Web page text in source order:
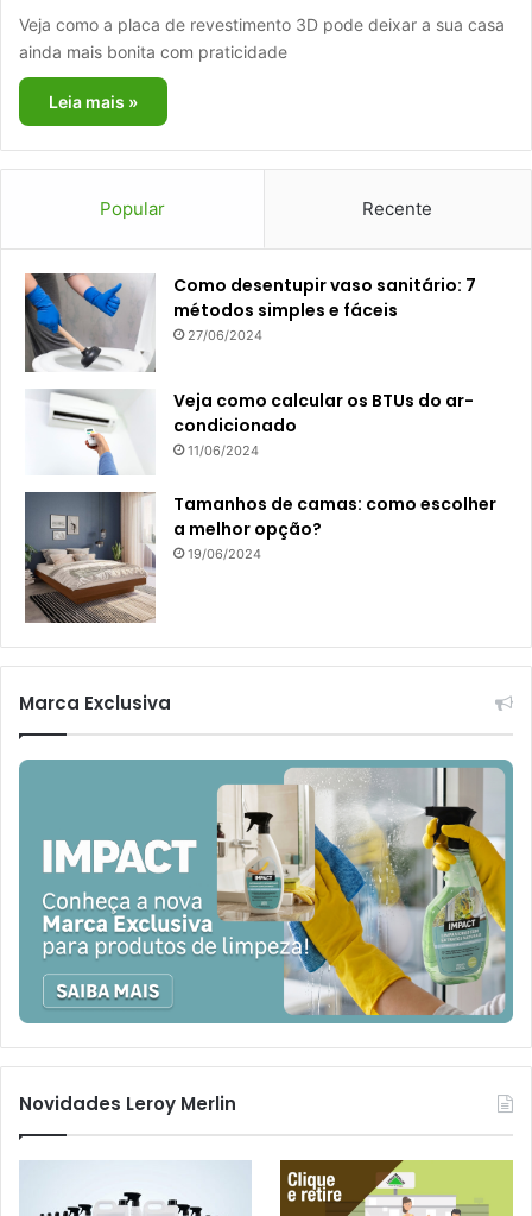
Veja como a placa de revestimento 3D pode deixar a sua casa
ainda mais bonita com praticidade
Leia mais »
Popular Recente
Como desentupir vaso sanitário: 7
métodos simples e fáceis
27/06/2024
Veja como calcular os BTUs do ar-
condicionado
11/06/2024
Tamanhos de camas: como escolher
a melhor opção?
19/06/2024
Marca Exclusiva
Novidades Leroy Merlin